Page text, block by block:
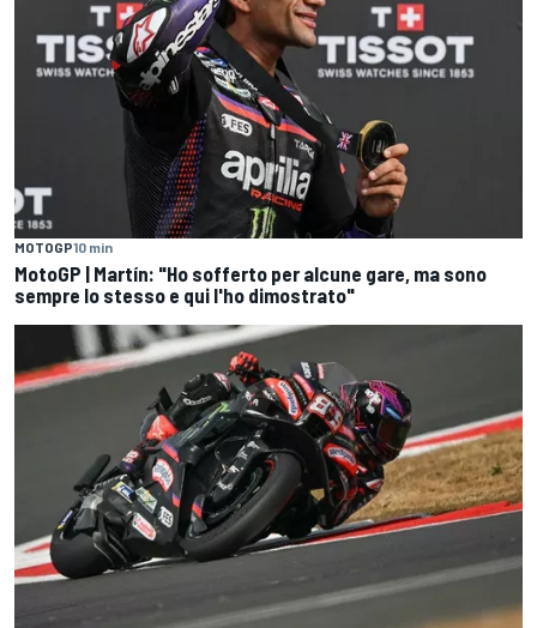
MOTOGP10 min
MotoGP | Martín: "Ho sofferto per alcune gare, ma sono
sempre lo stesso e qui l'ho dimostrato"